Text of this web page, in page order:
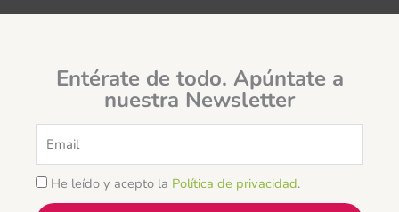
Entérate de todo. Apúntate a
nuestra Newsletter
He leído y acepto la Política de privacidad.